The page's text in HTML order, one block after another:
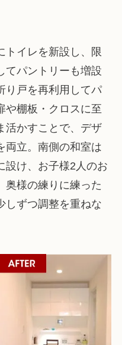
トイレを新設し、限
てパントリーも増設
り戸を再利用してパ
や棚板・クロスに至
活かすことで、デザ
両立。南側の和室は
設け、お子様2人のお
奥様の練りに練った
しずつ調整を重ねな